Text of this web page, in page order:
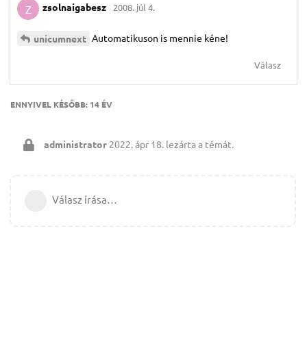
Z zsolnaigabesz 2008. júl 4.
unicumnext Automatikuson is mennie kéne!
Válasz
ENNYIVEL KÉSŐBB: 14 ÉV
administrator 2022. ápr 18. lezárta a témát.
Válasz írása…